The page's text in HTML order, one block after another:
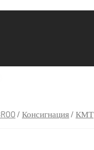
/ Консигнация / КМТ